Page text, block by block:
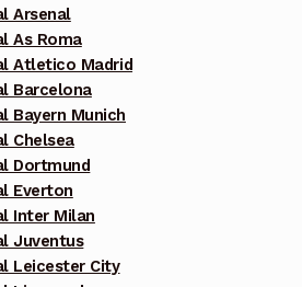
Arsenal
As Roma
Atletico Madrid
Barcelona
Bayern Munich
Chelsea
Dortmund
Everton
Inter Milan
Juventus
Leicester City